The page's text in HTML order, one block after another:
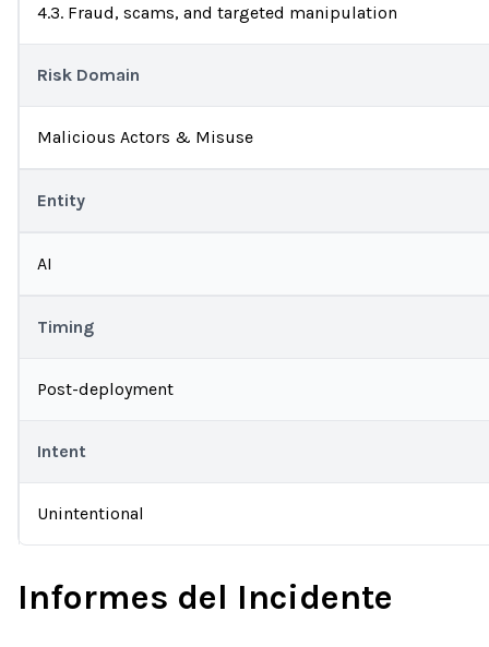
4.3. Fraud, scams, and targeted manipulation
Risk Domain
Malicious Actors & Misuse
Entity
AI
Timing
Post-deployment
Intent
Unintentional
Informes del Incidente